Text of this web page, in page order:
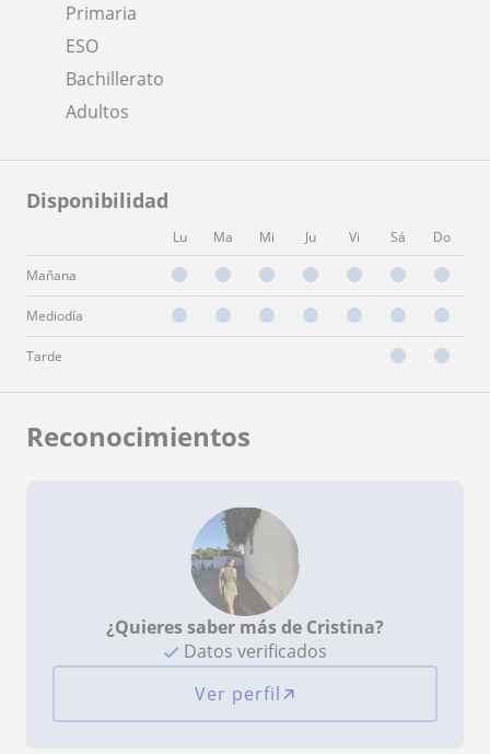
Primaria
ESO
Bachillerato
Adultos
Disponibilidad
Lu Ma Mi Ju Vi Sá Do
Mañana
Mediodía
Tarde
Reconocimientos
¿Quieres saber más de Cristina?
Datos verificados
Ver perfil